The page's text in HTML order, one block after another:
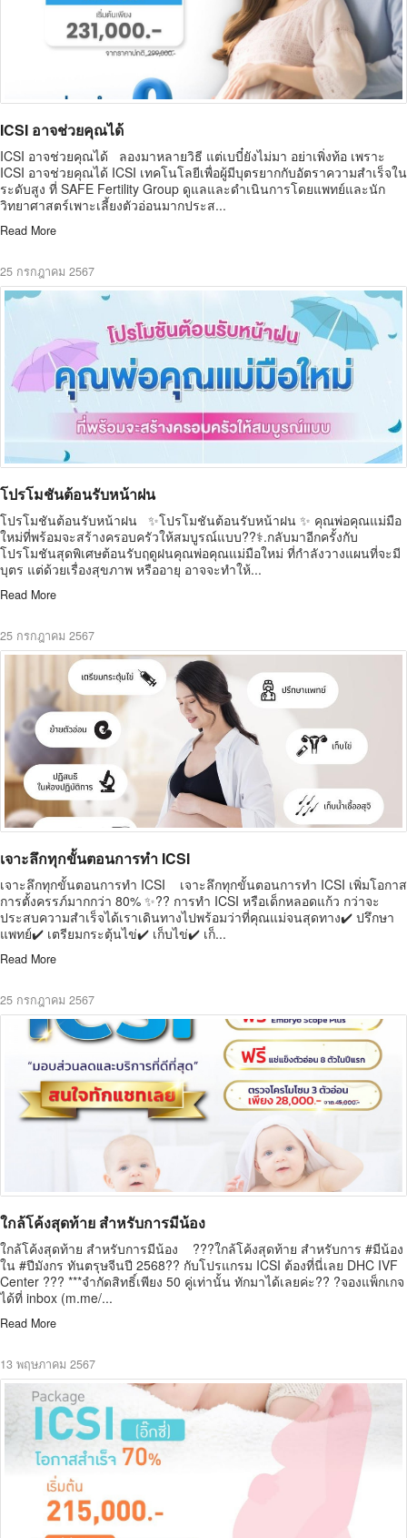
ICSI อาจช่วยคุณได้
ICSI อาจช่วยคุณได้ ลองมาหลายวิธี แต่เบบี๋ยังไม่มา อย่าเพิ่งท้อ เพราะ
ICSI อาจช่วยคุณได้ ICSI เทคโนโลยีเพื่อผู้มีบุตรยากกับอัตราความสำเร็จใน
ระดับสูง ที่ SAFE Fertility Group ดูแลและดำเนินการโดยแพทย์และนัก
วิทยาศาสตร์เพาะเลี้ยงตัวอ่อนมากประส...
Read More
25 กรกฎาคม 2567
โปรโมชันต้อนรับหน้าฝน
โปรโมชันต้อนรับหน้าฝน ✨โปรโมชันต้อนรับหน้าฝน ✨ คุณพ่อคุณแม่มือ
ใหม่ที่พร้อมจะสร้างครอบครัวให้สมบูรณ์แบบ??‍⚕️.กลับมาอีกครั้งกับ
โปรโมชันสุดพิเศษต้อนรับฤดูฝนคุณพ่อคุณแม่มือใหม่ ที่กำลังวางแผนที่จะมี
บุตร แต่ด้วยเรื่องสุขภาพ หรืออายุ อาจจะทำให้...
Read More
25 กรกฎาคม 2567
เจาะลึกทุกขั้นตอนการทำ ICSI
เจาะลึกทุกขั้นตอนการทำ ICSI เจาะลึกทุกขั้นตอนการทำ ICSI เพิ่มโอกาส
การตั้งครรภ์มากกว่า 80% ✨?? การทำ ICSI หรือเด็กหลอดแก้ว กว่าจะ
ประสบความสำเร็จได้เราเดินทางไปพร้อมว่าที่คุณแม่จนสุดทาง✔️ ปรึกษา
แพทย์✔️ เตรียมกระตุ้นไข่✔️ เก็บไข่✔️ เก็...
Read More
25 กรกฎาคม 2567
ใกล้โค้งสุดท้าย สำหรับการมีน้อง
ใกล้โค้งสุดท้าย สำหรับการมีน้อง ???ใกล้โค้งสุดท้าย สำหรับการ #มีน้อง
ใน #ปีมังกร ทันตรุษจีนปี 2568?? กับโปรแกรม ICSI ต้องที่นี่เลย DHC IVF
Center ??? ***จำกัดสิทธิ์เพียง 50 คู่เท่านั้น ทักมาได้เลยค่ะ?? ?จองแพ็กเกจ
ได้ที่ inbox (m.me/...
Read More
13 พฤษภาคม 2567